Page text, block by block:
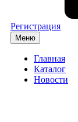
Регистрация
Меню
Главная
Каталог
Новости